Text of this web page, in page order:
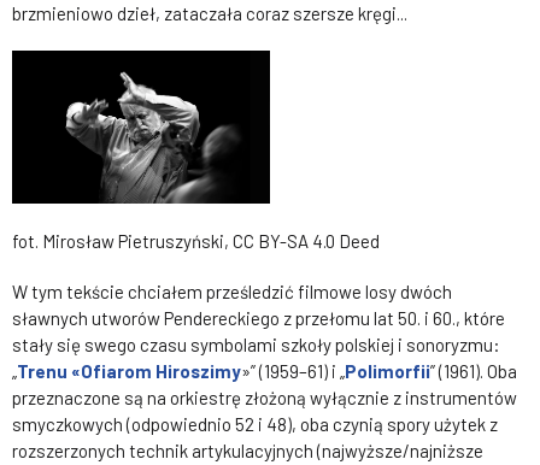
brzmieniowo dzieł, zataczała coraz szersze kręgi...
fot. Mirosław Pietruszyński, CC BY-SA 4.0 Deed
W tym tekście chciałem prześledzić filmowe losy dwóch
sławnych utworów Pendereckiego z przełomu lat 50. i 60., które
stały się swego czasu symbolami szkoły polskiej i sonoryzmu:
„Trenu «Ofiarom Hiroszimy»” (1959–61) i „Polimorfii” (1961). Oba
przeznaczone są na orkiestrę złożoną wyłącznie z instrumentów
smyczkowych (odpowiednio 52 i 48), oba czynią spory użytek z
rozszerzonych technik artykulacyjnych (najwyższe/najniższe